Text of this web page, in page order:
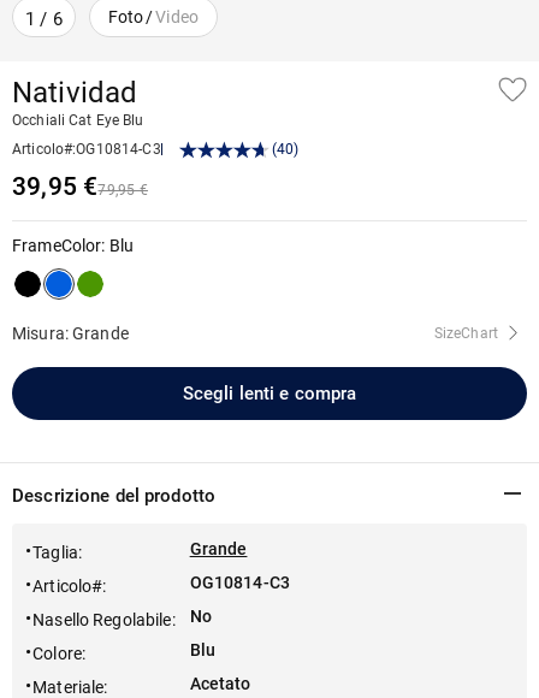
1 / 6 Foto/Video
Natividad
Occhiali Cat Eye Blu
Articolo#:OG10814-C3 (40)
39,95 €79,95 €
FrameColor: Blu
Misura: Grande SizeChart
Scegli lenti e compra
Descrizione del prodotto
Taglia:
Grande
Articolo#:
OG10814-C3
Nasello Regolabile:
No
Colore:
Blu
Materiale:
Acetato